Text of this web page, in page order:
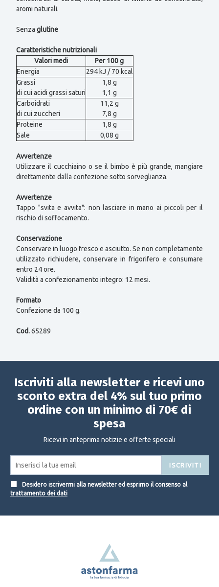
aromi naturali.
Senza glutine
Caratteristiche nutrizionali
Valori medi
Per 100 g
Energia
294 kJ / 70 kcal
Grassi
di cui acidi grassi saturi
1,8 g
1,1 g
Carboidrati
di cui zuccheri
11,2 g
7,8 g
Proteine
1,8 g
Sale
0,08 g
Avvertenze
Utilizzare il cucchiaino o se il bimbo è più grande, mangiare
direttamente dalla confezione sotto sorveglianza.
Avvertenze
Tappo "svita e avvita": non lasciare in mano ai piccoli per il
rischio di soffocamento.
Conservazione
Conservare in luogo fresco e asciutto. Se non completamente
utilizzato richiudere, conservare in frigorifero e consumare
entro 24 ore.
Validità a confezionamento integro: 12 mesi.
Formato
Confezione da 100 g.
Cod.65289
Iscriviti alla newsletter e ricevi uno
sconto extra del 4% sul tuo primo
ordine con un minimo di 70€ di
spesa
Ricevi in anteprima notizie e offerte speciali
ISCRIVITI
Desidero iscrivermi alla newsletter ed esprimo il consenso al
trattamento dei dati